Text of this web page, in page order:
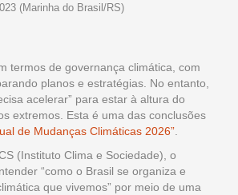
(Marinha do Brasil/RS)
termos de governança climática, com
planos e estratégias. No entanto,
acelerar” para estar à altura do
extremos. Esta é uma das conclusões
de Mudanças Climáticas 2026”
(Instituto Clima e Sociedade), o
“como o Brasil se organiza e
que vivemos” por meio de uma